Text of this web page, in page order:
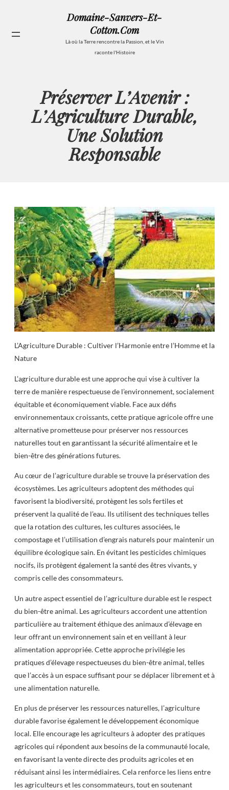
contenu
Domaine-Sanvers-Et-
Cotton.com
Là où la Terre rencontre la Passion, et le Vin
raconte l'Histoire
Préserver L’Avenir :
L’Agriculture Durable,
Une Solution
Responsable
L’Agriculture Durable : Cultiver l’Harmonie entre l’Homme et la
Nature
L’agriculture durable est une approche qui vise à cultiver la
terre de manière respectueuse de l’environnement, socialement
équitable et économiquement viable. Face aux défis
environnementaux croissants, cette pratique agricole offre une
alternative prometteuse pour préserver nos ressources
naturelles tout en garantissant la sécurité alimentaire et le
bien-être des générations futures.
Au cœur de l’agriculture durable se trouve la préservation des
écosystèmes. Les agriculteurs adoptent des méthodes qui
favorisent la biodiversité, protègent les sols fertiles et
préservent la qualité de l’eau. Ils utilisent des techniques telles
que la rotation des cultures, les cultures associées, le
compostage et l’utilisation d’engrais naturels pour maintenir un
équilibre écologique sain. En évitant les pesticides chimiques
nocifs, ils protègent également la santé des êtres vivants, y
compris celle des consommateurs.
Un autre aspect essentiel de l’agriculture durable est le respect
du bien-être animal. Les agriculteurs accordent une attention
particulière au traitement éthique des animaux d’élevage en
leur offrant un environnement sain et en veillant à leur
alimentation appropriée. Cette approche privilégie les
pratiques d’élevage respectueuses du bien-être animal, telles
que l’accès à un espace suffisant pour se déplacer librement et à
une alimentation naturelle.
En plus de préserver les ressources naturelles, l’agriculture
durable favorise également le développement économique
local. Elle encourage les agriculteurs à adopter des pratiques
agricoles qui répondent aux besoins de la communauté locale,
en favorisant la vente directe des produits agricoles et en
réduisant ainsi les intermédiaires. Cela renforce les liens entre
les agriculteurs et les consommateurs, tout en soutenant